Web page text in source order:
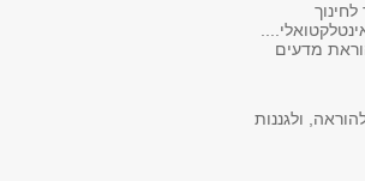
מדעים
ולגננות